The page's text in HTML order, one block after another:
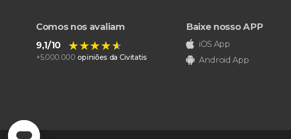
Comos nos avaliam
9,1/10
★★★★★
★★★★★
+5.000.000 opiniões da Civitatis
Baixe nosso APP
iOS App
Android App